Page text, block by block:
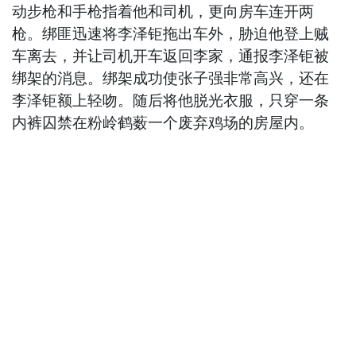
动步枪和手枪指着他和司机，更向房车连开两
枪。绑匪迅速将李泽钜拖出车外，胁迫他登上贼
车离去，并让司机开车返回李家，通报李泽钜被
绑架的消息。绑架成功使张子强非常高兴，还在
李泽钜额上轻吻。随后将他脱光衣服，只穿一条
内裤囚禁在粉岭鹤薮一个废弃鸡场的房屋内。